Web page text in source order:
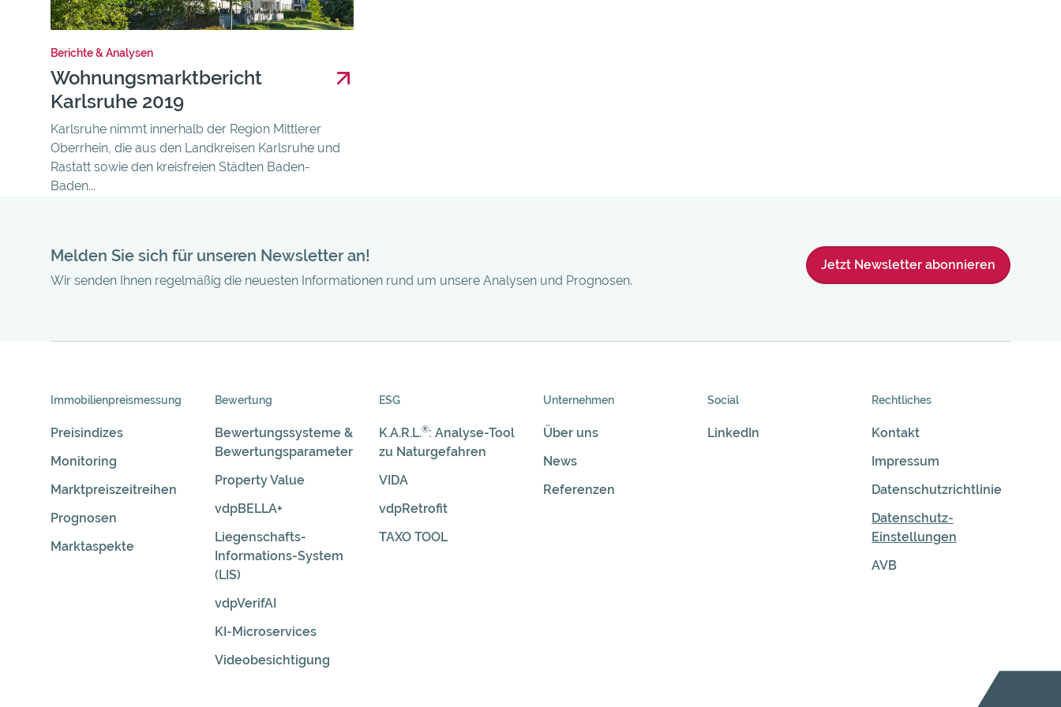
Berichte & Analysen
Wohnungsmarktbericht
Karlsruhe 2019
Karlsruhe nimmt innerhalb der Region Mittlerer
Oberrhein, die aus den Landkreisen Karlsruhe und
Rastatt sowie den kreisfreien Städten Baden-
Baden...
Melden Sie sich für unseren Newsletter an!
Wir senden Ihnen regelmäßig die neuesten Informationen rund um unsere Analysen und Prognosen.
Jetzt Newsletter abonnieren
Skip
Immobilienpreis­messung
Preisindizes
Monitoring
Marktpreiszeitreihen
Prognosen
Marktaspekte
Bewertung
Bewertungssysteme &
Bewertungsparameter
Property Value
vdpBELLA+
Liegenschafts-
Informations-System
(LIS)
vdpVerifAI
KI-Microservices
Videobesichtigung
ESG
K.A.R.L.®: Analyse-Tool
zu Naturgefahren
VIDA
vdpRetrofit
TAXO TOOL
Unternehmen
Über uns
News
Referenzen
Social
LinkedIn
Rechtliches
Kontakt
Impressum
Datenschutzrichtlinie
Datenschutz-
Einstellungen
AVB